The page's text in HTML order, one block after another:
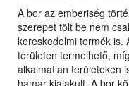
A bor az emberiség
szerepet tölt be nem
kereskedelmi termék is.
területen termelhető,
alkalmatlan területeken